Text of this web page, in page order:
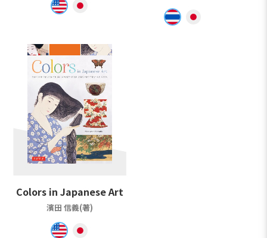
Colors in Japanese Art
濱田 信義(著)